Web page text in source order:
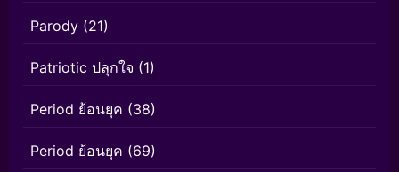
Parody (21)
Patriotic ปลุกใจ (1)
Period ย้อนยุค (38)
Period ย้อนยุค (69)